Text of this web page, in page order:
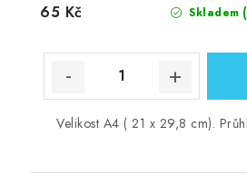
Skladem
65 Kč
Velikost A4 ( 21 x 29,8 cm).